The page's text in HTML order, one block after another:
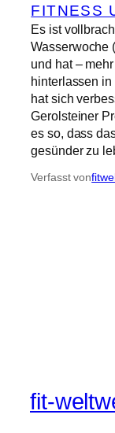
FITNESS
Es ist
Wasserwoche
und hat –
hinterlassen in
hat sich
Gerolsteiner
es so, dass
gesünder zu
Verfasst von
fit-